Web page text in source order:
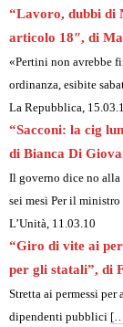
“Lavoro, dubbi di
articolo 18″, di
«Pertini non avrebbe
ordinanza, esibite
La Repubblica,
“Sacconi: la cig
di Bianca Di
Il governo dice no alla
sei mesi Per il
L’Unità, 11.03.10
“Giro di vite ai
per gli statali”, di
Stretta ai permessi
dipendenti pubblici